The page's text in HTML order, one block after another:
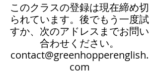
このクラスの登録は現在締め切
られています。後でもう一度試
すか、次のアドレスまでお問い
合わせください。
contact@greenhopperenglish.
com